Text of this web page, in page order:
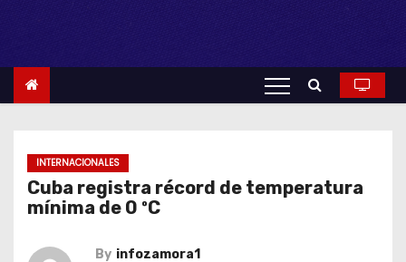
t
e
INTERNACIONALES
Cuba registra récord de temperatura
mínima de 0 ºC
By infozamora1